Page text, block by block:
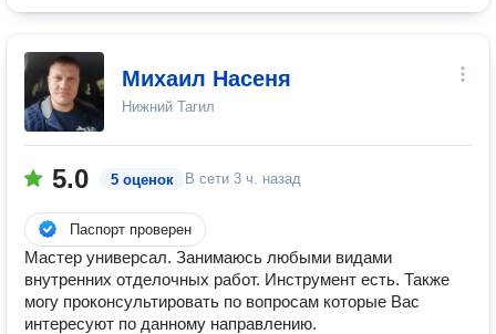
Михаил Насеня
Нижний Тагил
5.0 5 оценок В сети 3 ч. назад
Паспорт проверен
Мастер универсал. Занимаюсь любыми видами
внутренних отделочных работ. Инструмент есть. Также
могу проконсультировать по вопросам которые Вас
интересуют по данному направлению.